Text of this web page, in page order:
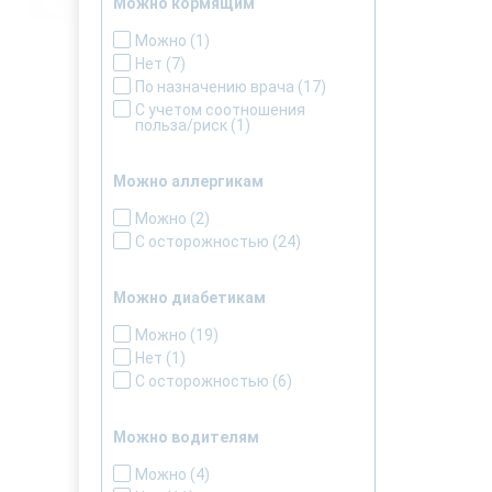
Можно кормящим
Можно (1)
Нет (7)
По назначению врача (17)
С учетом соотношения
польза/риск (1)
Можно аллергикам
Можно (2)
С осторожностью (24)
Можно диабетикам
Можно (19)
Нет (1)
С осторожностью (6)
Можно водителям
Можно (4)